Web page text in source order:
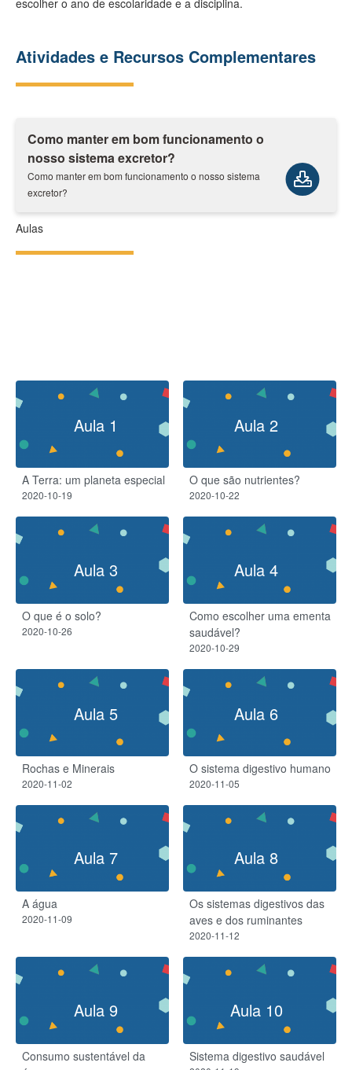
escolher o ano de escolaridade e a disciplina.
Atividades e Recursos Complementares
Como manter em bom funcionamento o
nosso sistema excretor?
Como manter em bom funcionamento o nosso sistema
excretor?
Aulas
Aula 1
A Terra: um planeta especial
2020-10-19
Aula 2
O que são nutrientes?
2020-10-22
Aula 3
O que é o solo?
2020-10-26
Aula 4
Como escolher uma ementa
saudável?
2020-10-29
Aula 5
Rochas e Minerais
2020-11-02
Aula 6
O sistema digestivo humano
2020-11-05
Aula 7
A água
2020-11-09
Aula 8
Os sistemas digestivos das
aves e dos ruminantes
2020-11-12
Aula 9
Consumo sustentável da
Aula 10
Sistema digestivo saudável​